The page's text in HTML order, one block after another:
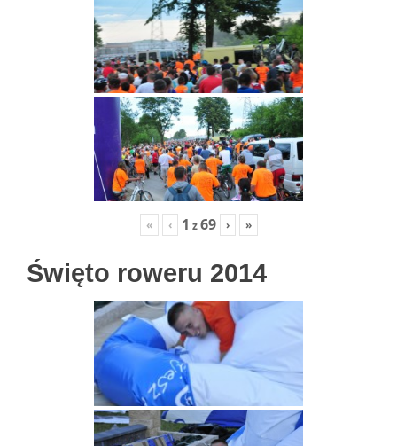
« ‹ 1 z69 › »
Święto roweru 2014